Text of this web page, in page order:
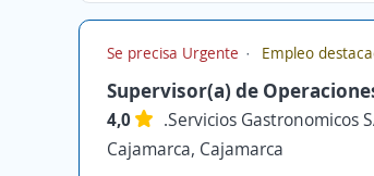
Se precisa Urgente Empleo
Supervisor(a) de
4,0
.Servicios Gastronomicos
Cajamarca, Cajamarca